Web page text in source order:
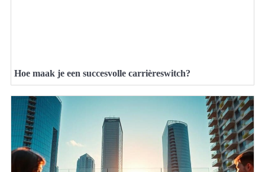
Hoe maak je een succesvolle carrièreswitch?